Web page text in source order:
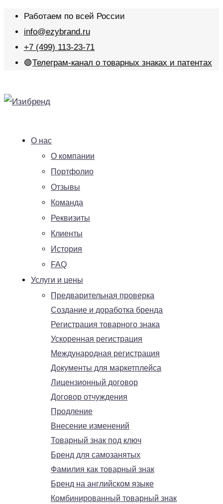
Работаем по всей России
info@ezybrand.ru
+7 (499) 113-23-71
🟢Телеграм-канал о товарных знаках и патентах
О нас
О компании
Портфолио
Отзывы
Команда
Реквизиты
Клиенты
История
FAQ
Услуги и цены
Предварительная проверка
Создание и доработка бренда
Регистрация товарного знака
Ускоренная регистрация
Международная регистрация
Документы для маркетплейса
Лицензионный договор
Договор отчуждения
Продление
Внесение изменений
Товарный знак под ключ
Бренд для самозанятых
Фамилия как товарный знак
Бренд на английском языке
Комбинированный товарный знак